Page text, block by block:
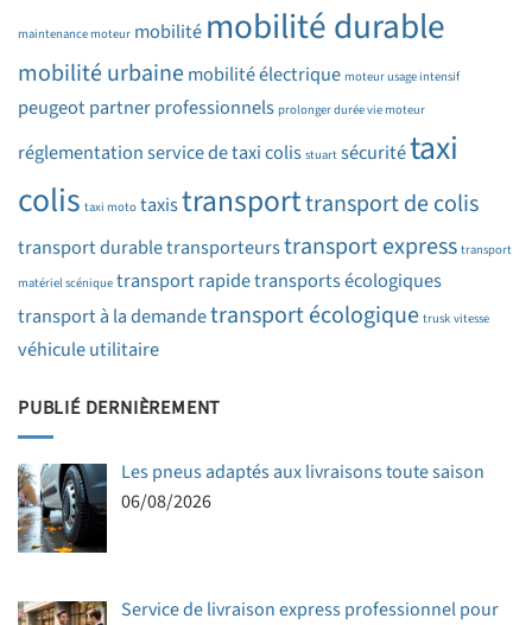
maintenance moteur mobilité mobilité durable
mobilité urbainemobilité électrique moteur usage intensif
peugeot partnerprofessionnels prolonger durée vie moteur
réglementationservice de taxi colis stuart sécuritétaxi
colis taxi moto taxistransporttransport de colis
transport durabletransporteurstransport express transport
matériel scénique transport rapidetransports écologiques
transport à la demandetransport écologique trusk vitesse
véhicule utilitaire
PUBLIÉ DERNIÈREMENT
Les pneus adaptés aux livraisons toute saison
06/08/2026
Service de livraison express professionnel pour